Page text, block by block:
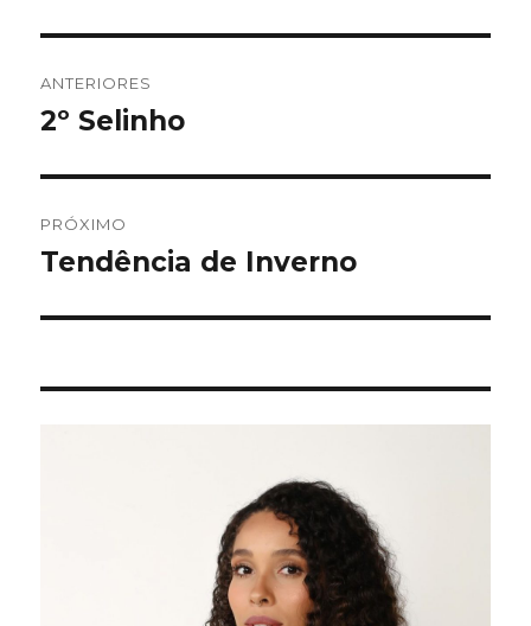
de
ANTERIORES
Post
2º Selinho
PRÓXIMO
Próximo
Tendência de Inverno